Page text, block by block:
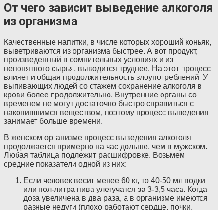
От чего зависит выведение алкоголя
из организма
Качественные напитки, в числе которых хороший коньяк,
выветриваются из организма быстрее. А вот продукт,
произведенный в сомнительных условиях и из
непонятного сырья, выводится труднее. На этот процесс
влияет и общая продолжительность злоупотреблений. У
выпивающих людей со стажем сохранение алкоголя в
крови более продолжительно. Внутренние органы со
временем не могут достаточно быстро справиться с
накопившимся веществом, поэтому процесс выведения
занимает больше времени.
В женском организме процесс выведения алкоголя
продолжается примерно на час дольше, чем в мужском.
Любая таблица подлежит расшифровке. Возьмем
средние показатели одной из них:
Если человек весит менее 60 кг, то 40-50 мл водки
или пол-литра пива улетучатся за 3-3,5 часа. Когда
доза увеличена в два раза, а в организме имеются
разные недуги (плохо работают сердце, почки,